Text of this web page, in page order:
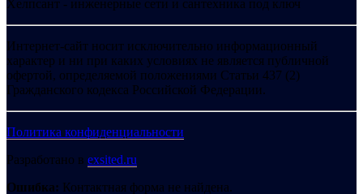
Хелпсант - инженерные сети и сантехника под ключ
Интернет-сайт носит исключительно информационный
характер и ни при каких условиях не является публичной
офертой, определяемой положениями Статьи 437 (2)
Гражданского кодекса Российской Федерации.
Политика конфиденциальности
Разработано в exsited.ru
Ошибка: Контактная форма не найдена.